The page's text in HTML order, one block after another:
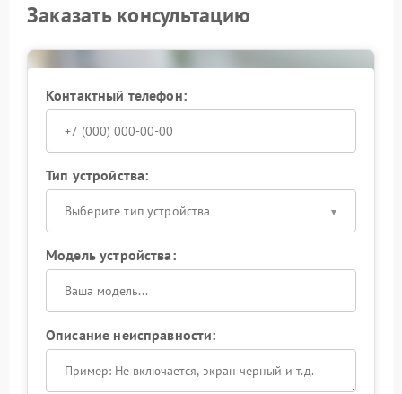
Заказать консультацию
Контактный телефон:
Тип устройства:
Выберите тип устройства
Модель устройства:
Описание неисправности: